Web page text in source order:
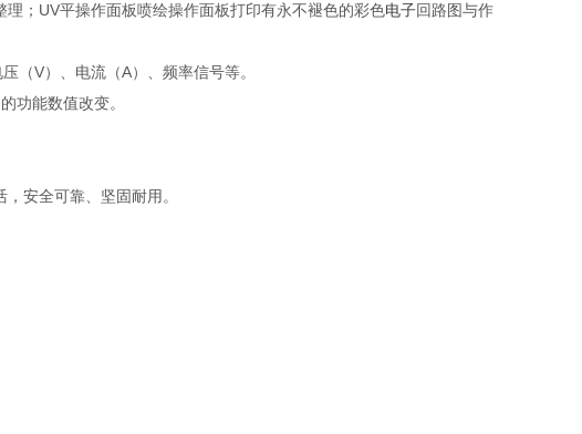
；UV平操作面板喷绘操作面板打印有永不褪色的彩色电子回路图与作
（V）、电流（A）、频率信号等。
功能数值改变。
安全可靠、坚固耐用。